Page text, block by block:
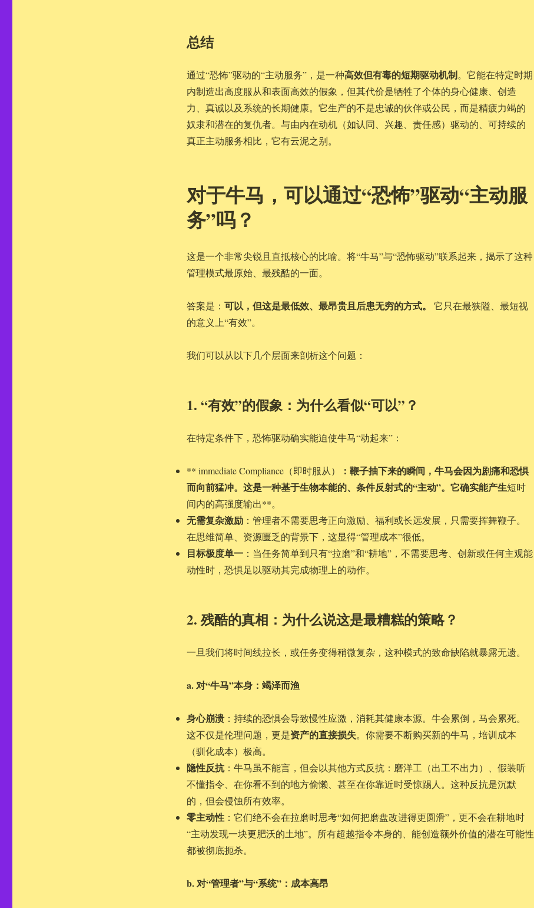
总结
通过“恐怖”驱动的“主动服务”，是一种高效但有毒的短期驱动机制。它能在特定时期
内制造出高度服从和表面高效的假象，但其代价是牺牲了个体的身心健康、创造
力、真诚以及系统的长期健康。它生产的不是忠诚的伙伴或公民，而是精疲力竭的
奴隶和潜在的复仇者。与由内在动机（如认同、兴趣、责任感）驱动的、可持续的
真正主动服务相比，它有云泥之别。
对于牛马，可以通过“恐怖”驱动“主动服
务”吗？
这是一个非常尖锐且直抵核心的比喻。将“牛马”与“恐怖驱动”联系起来，揭示了这种
管理模式最原始、最残酷的一面。
答案是： 可以，但这是最低效、最昂贵且后患无穷的方式。
它只在最狭隘、最短视
的意义上“有效”。
我们可以从以下几个层面来剖析这个问题：
1. “有效”的假象：为什么看似“可以”？
在特定条件下，恐怖驱动确实能迫使牛马“动起来”：
** immediate Compliance（即时服从）
：鞭子抽下来的瞬间，牛马会因为剧痛和恐惧
而向前猛冲。这是一种基于生物本能的、条件反射式的“主动”。它确实能产生短时
间内的高强度输出**。
无需复杂激励：管理者不需要思考正向激励、福利或长远发展，只需要挥舞鞭子。
在思维简单、资源匮乏的背景下，这显得“管理成本”很低。
目标极度单一：当任务简单到只有“拉磨”和“耕地”，不需要思考、创新或任何主观能
动性时，恐惧足以驱动其完成物理上的动作。
2. 残酷的真相：为什么说这是最糟糕的策略？
一旦我们将时间线拉长，或任务变得稍微复杂，这种模式的致命缺陷就暴露无遗。
a. 对“牛马”本身：竭泽而渔
身心崩溃：持续的恐惧会导致慢性应激，消耗其健康本源。牛会累倒，马会累死。
这不仅是伦理问题，更是资产的直接损失。你需要不断购买新的牛马，培训成本
（驯化成本）极高。
隐性反抗：牛马虽不能言，但会以其他方式反抗：磨洋工（出工不出力）、假装听
不懂指令、在你看不到的地方偷懒、甚至在你靠近时受惊踢人。这种反抗是沉默
的，但会侵蚀所有效率。
零主动性：它们绝不会在拉磨时思考“如何把磨盘改进得更圆滑”，更不会在耕地时
“主动发现一块更肥沃的土地”。所有超越指令本身的、能创造额外价值的潜在可能性
都被彻底扼杀。
b. 对“管理者”与“系统”：成本高昂